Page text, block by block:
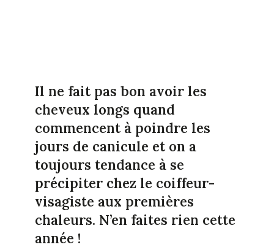
Il ne fait pas bon avoir les
cheveux longs quand
commencent à poindre les
jours de canicule et on a
toujours tendance à se
précipiter chez le coiffeur-
visagiste aux premières
chaleurs. N’en faites rien cette
année !